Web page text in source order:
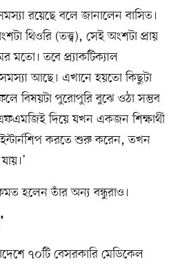
রয়েছে বলে জানালেন বাসিত।
থিওরি (তত্ত্ব), সেই অংশটা প্রায়
মতো। তবে প্র্যাকটিক্যাল
আছে। এখানে হয়তো কিছুটা
বিষয়টা পুরোপুরি বুঝে ওঠা সম্ভব
দিয়ে যখন একজন শিক্ষার্থী
করতে শুরু করেন, তখন
হলেন তাঁর অন্য বন্ধুরাও।
৭০টি বেসরকারি মেডিকেল